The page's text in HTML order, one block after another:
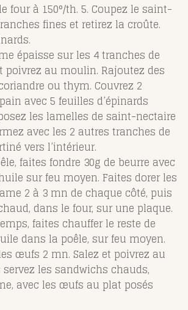
four à 150°/th. 5. Coupez le saint-
fines et retirez la croûte.
épaisse sur les 4 tranches de
poivrez au moulin. Rajoutez des
ou thym. Couvrez 2
avec 5 feuilles d’épinards
les lamelles de saint-nectaire
avec les 2 autres tranches de
vers l’intérieur.
faites fondre 30g de beurre avec
sur feu moyen. Faites dorer les
2 à 3 mn de chaque côté, puis
dans le four, sur une plaque.
faites chauffer le reste de
dans la poêle, sur feu moyen.
œufs 2 mn. Salez et poivrez au
les sandwichs chauds,
avec les œufs au plat posés